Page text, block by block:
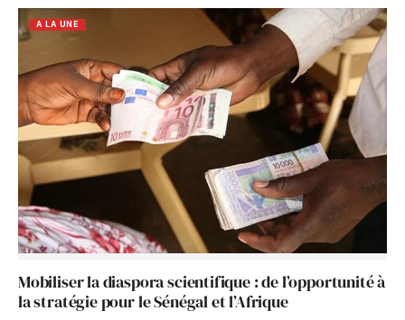
A LA UNE
Mobiliser la diaspora scientifique : de l’opportunité à
la stratégie pour le Sénégal et l’Afrique